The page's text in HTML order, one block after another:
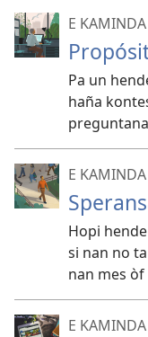
E
Pa un
haña
E
Hopi
si nan no
nan mes
E